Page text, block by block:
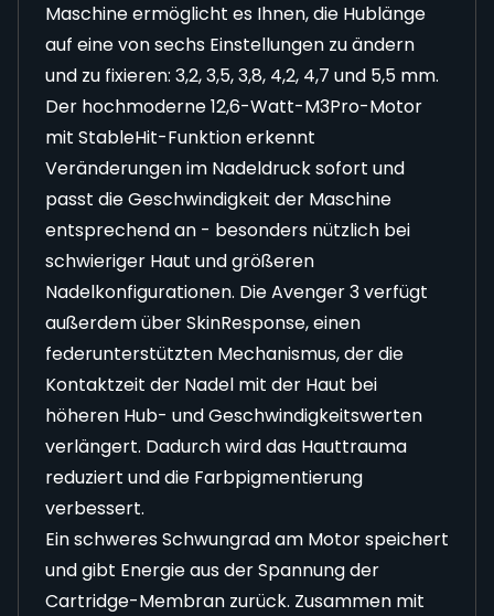
Maschine ermöglicht es Ihnen, die Hublänge
auf eine von sechs Einstellungen zu ändern
und zu fixieren: 3,2, 3,5, 3,8, 4,2, 4,7 und 5,5 mm.
Der hochmoderne 12,6-Watt-M3Pro-Motor
mit StableHit-Funktion erkennt
Veränderungen im Nadeldruck sofort und
passt die Geschwindigkeit der Maschine
entsprechend an - besonders nützlich bei
schwieriger Haut und größeren
Nadelkonfigurationen. Die Avenger 3 verfügt
außerdem über SkinResponse, einen
federunterstützten Mechanismus, der die
Kontaktzeit der Nadel mit der Haut bei
höheren Hub- und Geschwindigkeitswerten
verlängert. Dadurch wird das Hauttrauma
reduziert und die Farbpigmentierung
verbessert.
Ein schweres Schwungrad am Motor speichert
und gibt Energie aus der Spannung der
Cartridge-Membran zurück. Zusammen mit